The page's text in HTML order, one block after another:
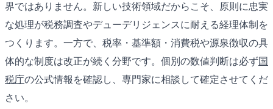
界ではありません。新しい技術領域だからこそ、原則に忠実
な処理が税務調査やデューデリジェンスに耐える経理体制を
つくります。一方で、税率・基準額・消費税や源泉徴収の具
体的な制度は改正が続く分野です。個別の数値判断は必ず国
税庁の公式情報を確認し、専門家に相談して確定させてくだ
さい。